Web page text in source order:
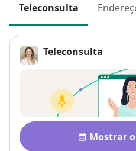
Teleconsulta
Teleconsulta
Disponibilidade
Mostrar